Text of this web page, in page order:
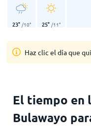
23° /10° 25° /11°
Haz clic el día que
El tiempo en
Bulawayo